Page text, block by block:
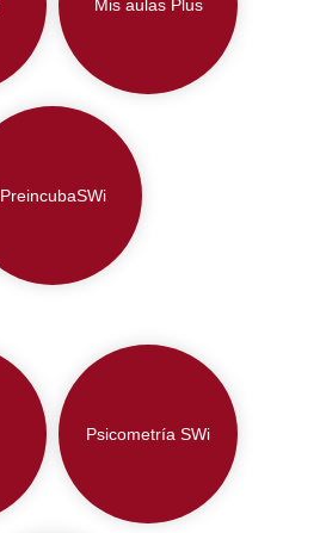
Mis aulas Plus
PreincubaSWi
Psicometría SWi